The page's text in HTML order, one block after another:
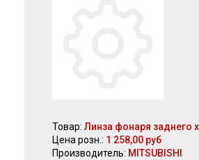
Товар: Линза фонаря заднего
Цена розн.: 1 258,00 руб
Производитель: MITSUBISHI